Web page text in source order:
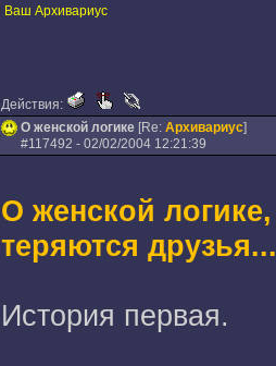
Ваш Архивариус
Действия:
О женской логике [Re: Архивариус]
#117492 - 02/02/2004 12:21:39
О женской
теряются друзья...
История первая.